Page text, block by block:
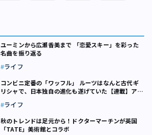
ユーミンから広瀬香美まで 「恋愛スキー」を彩った
名曲を振り返る
ライフ
コンビニ定番の「ワッフル」 ルーツはなんと古代ギ
リシャで、日本独自の進化も遂げていた【連載】アタ
ライフ
秋のトレンドは足元から！ドクターマーチンが英国
「TATE」美術館とコラボ